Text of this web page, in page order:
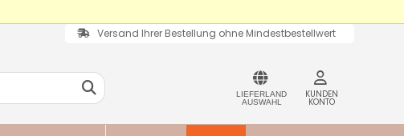
Versand Ihrer Bestellung ohne Mindestbestellwert
LIEFERLAND
AUSWAHL
KUNDEN
KONTO